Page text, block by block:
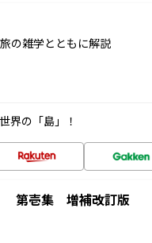
の雑学とともに解説
界の「島」！
第壱集 増補改訂版